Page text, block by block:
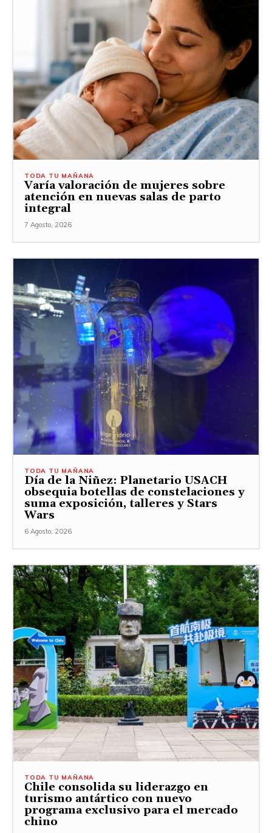
TODA TU MAÑANA
Varía valoración de mujeres sobre
atención en nuevas salas de parto
integral
7 Agosto, 2026
TODA TU MAÑANA
Día de la Niñez: Planetario USACH
obsequia botellas de constelaciones y
suma exposición, talleres y Stars
Wars
6 Agosto, 2026
TODA TU MAÑANA
Chile consolida su liderazgo en
turismo antártico con nuevo
programa exclusivo para el mercado
chino